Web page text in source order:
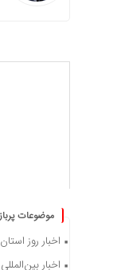
موضوعات
اخبار روز
اخبار